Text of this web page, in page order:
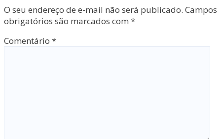
O seu endereço de e-mail não será publicado. Campos
obrigatórios são marcados com *
Comentário *